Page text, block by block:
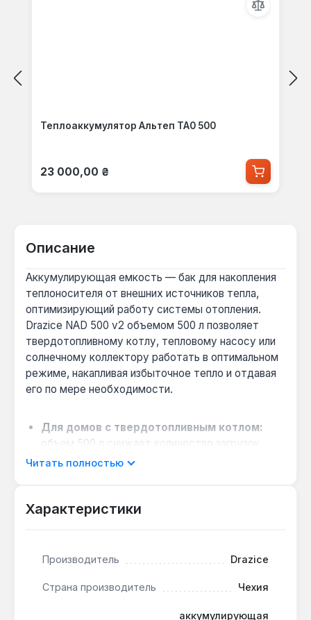
Теплоаккумулятор Альтеп ТА0 500
Обычная цена:
23 000,00 ₴
Описание
Аккумулирующая емкость — бак для накопления
теплоносителя от внешних источников тепла,
оптимизирующий работу системы отопления.
Drazice NAD 500 v2 объемом 500 л позволяет
твердотопливному котлу, тепловому насосу или
солнечному коллектору работать в оптимальном
режиме, накапливая избыточное тепло и отдавая
его по мере необходимости.
Для домов с твердотопливным котлом:
объем 500 л снижает количество загрузок
топлива до 1-2 раз в сутки, обеспечивая
Совместимость с тепловыми насосами:
повышает COP системы в межсезонье.
подключение электрического ТЭНа серии TJ
Читать полностью
Характеристики
Производитель Drazice
Страна производитель Чехия
аккумулирующая